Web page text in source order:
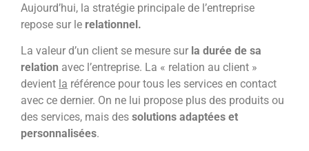
Aujourd’hui, la stratégie principale de l’entreprise
repose sur le relationnel.
La valeur d’un client se mesure sur la durée de sa
relation avec l’entreprise. La « relation au client »
devient la référence pour tous les services en contact
avec ce dernier. On ne lui propose plus des produits ou
des services, mais des solutions adaptées et
personnalisées.